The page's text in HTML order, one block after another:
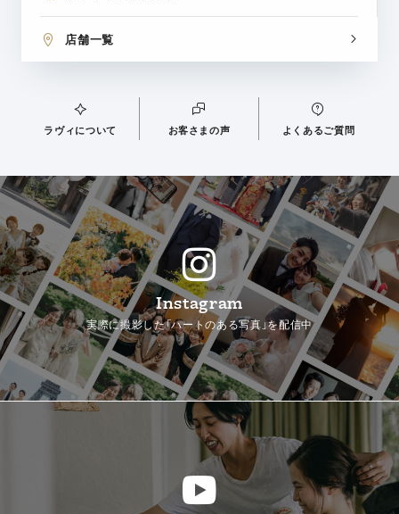
店舗一覧
ラヴィについて お客さまの声 よくあるご質問
Instagram
実際に撮影した「ハートのある写真」を配信中